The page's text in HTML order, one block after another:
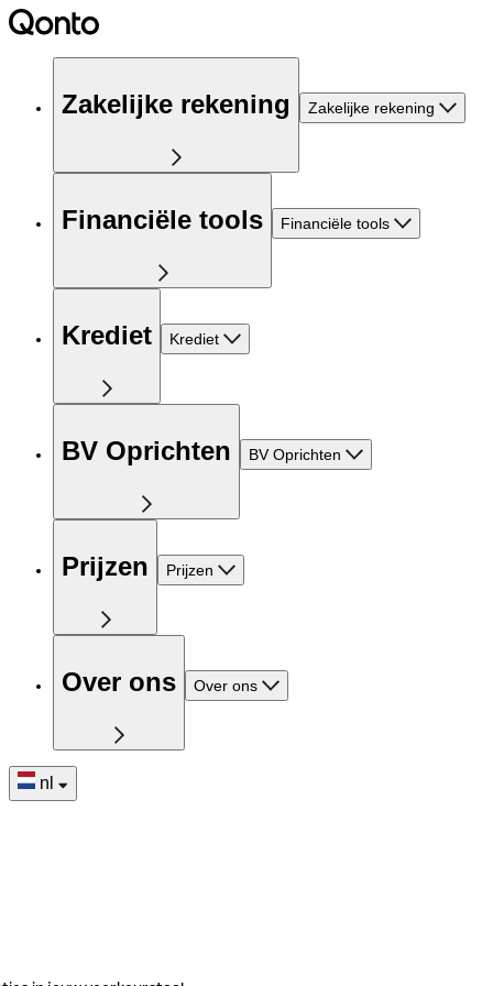
Zakelijke rekening Zakelijke rekening
Financiële tools Financiële tools
Krediet Krediet
BV Oprichten BV Oprichten
Prijzen Prijzen
Over ons Over ons
nl